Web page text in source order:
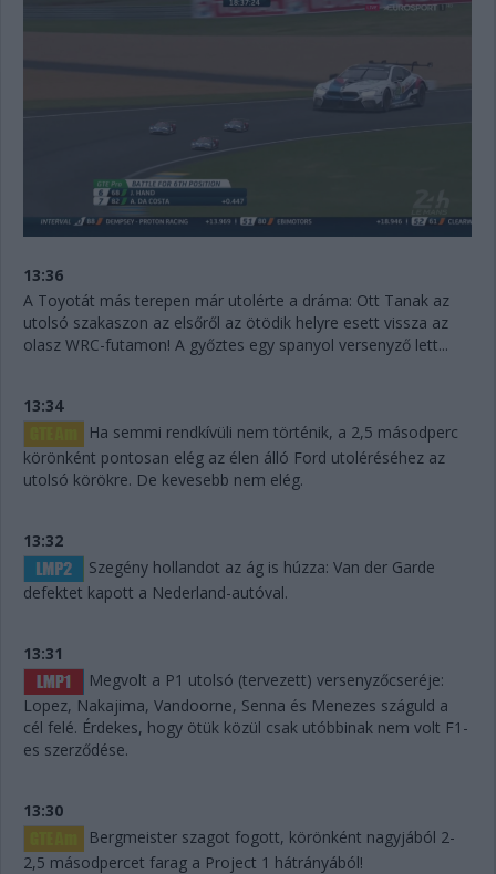
13:36
A Toyotát más terepen már utolérte a dráma: Ott Tanak az
utolsó szakaszon az elsőről az ötödik helyre esett vissza az
olasz WRC-futamon! A győztes egy spanyol versenyző lett...
13:34
Ha semmi rendkívüli nem történik, a 2,5 másodperc
körönként pontosan elég az élen álló Ford utoléréséhez az
utolsó körökre. De kevesebb nem elég.
13:32
Szegény hollandot az ág is húzza: Van der Garde
defektet kapott a Nederland-autóval.
13:31
Megvolt a P1 utolsó (tervezett) versenyzőcseréje:
Lopez, Nakajima, Vandoorne, Senna és Menezes száguld a
cél felé. Érdekes, hogy ötük közül csak utóbbinak nem volt F1-
es szerződése.
13:30
Bergmeister szagot fogott, körönként nagyjából 2-
2,5 másodpercet farag a Project 1 hátrányából!